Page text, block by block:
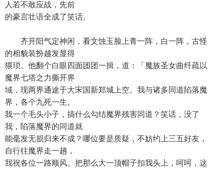
人若不敢应战，先前
的豪言壮语全成了笑话。
齐开阳气定神闲，看文蚀玉脸上青一阵，白一阵，古怪
的相貌装扮越发显得
猥琐。他翻个白眼四面团团一揖，道：「魔族圣女曲纤疏以
魔界七塔之力撕开界
域，现两界通途于大宋国新郑城上空。我与诸多同道陷落魔
界，各个九死一生。
我一个毛头小子，搞什么勾结魔界残害同道？笑话，没了
我，陷落魔界的同道就
能毫发无损归来不成？哪位要是质疑，不妨约上三五好友，
自行往魔界走一趟，
我祝各位一路顺风。把那么大一顶帽子扣我头上，呵呵，这